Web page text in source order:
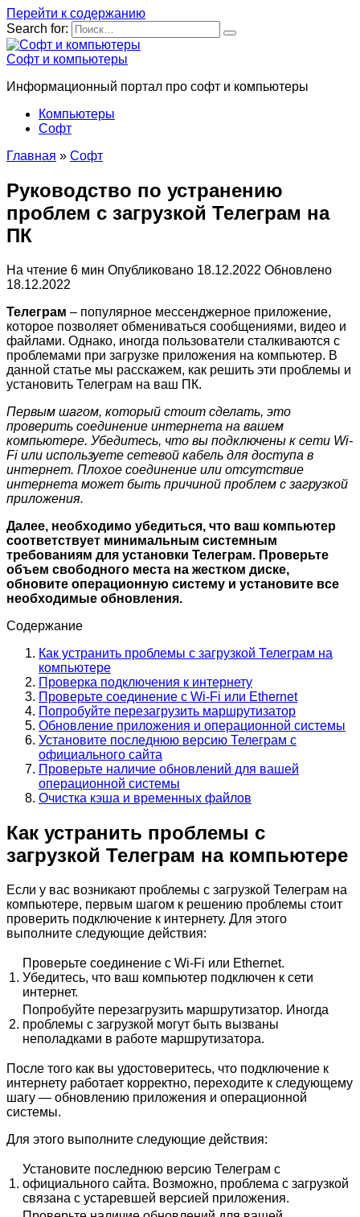
Перейти к содержанию
Search for:
Софт и компьютеры
Информационный портал про софт и компьютеры
Компьютеры
Софт
Главная » Софт
Руководство по устранению
проблем с загрузкой Телеграм на
ПК
На чтение 6 мин Опубликовано 18.12.2022 Обновлено
18.12.2022
Телеграм – популярное мессенджерное приложение,
которое позволяет обмениваться сообщениями, видео и
файлами. Однако, иногда пользователи сталкиваются с
проблемами при загрузке приложения на компьютер. В
данной статье мы расскажем, как решить эти проблемы и
установить Телеграм на ваш ПК.
Первым шагом, который стоит сделать, это
проверить соединение интернета на вашем
компьютере. Убедитесь, что вы подключены к сети Wi-
Fi или используете сетевой кабель для доступа в
интернет. Плохое соединение или отсутствие
интернета может быть причиной проблем с загрузкой
приложения.
Далее, необходимо убедиться, что ваш компьютер
соответствует минимальным системным
требованиям для установки Телеграм. Проверьте
объем свободного места на жестком диске,
обновите операционную систему и установите все
необходимые обновления.
Содержание
Как устранить проблемы с загрузкой Телеграм на
компьютере
Проверка подключения к интернету
Проверьте соединение с Wi-Fi или Ethernet
Попробуйте перезагрузить маршрутизатор
Обновление приложения и операционной системы
Установите последнюю версию Телеграм с
официального сайта
Проверьте наличие обновлений для вашей
операционной системы
Очистка кэша и временных файлов
Как устранить проблемы с
загрузкой Телеграм на компьютере
Если у вас возникают проблемы с загрузкой Телеграм на
компьютере, первым шагом к решению проблемы стоит
проверить подключение к интернету. Для этого
выполните следующие действия:
1.
Проверьте соединение с Wi-Fi или Ethernet.
Убедитесь, что ваш компьютер подключен к сети
интернет.
2.
Попробуйте перезагрузить маршрутизатор. Иногда
проблемы с загрузкой могут быть вызваны
неполадками в работе маршрутизатора.
После того как вы удостоверитесь, что подключение к
интернету работает корректно, переходите к следующему
шагу — обновлению приложения и операционной
системы.
Для этого выполните следующие действия:
1.
Установите последнюю версию Телеграм с
официального сайта. Возможно, проблема с загрузкой
связана с устаревшей версией приложения.